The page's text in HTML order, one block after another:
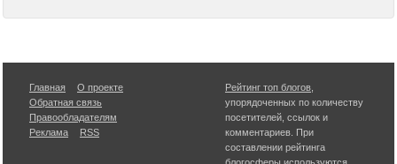
Главная
О проекте
Обратная связь
Правообладателям
Реклама
RSS
Рейтинг топ блогов
упорядоченных по количеству
посетителей, ссылок и
комментариев. При
составлении рейтинга